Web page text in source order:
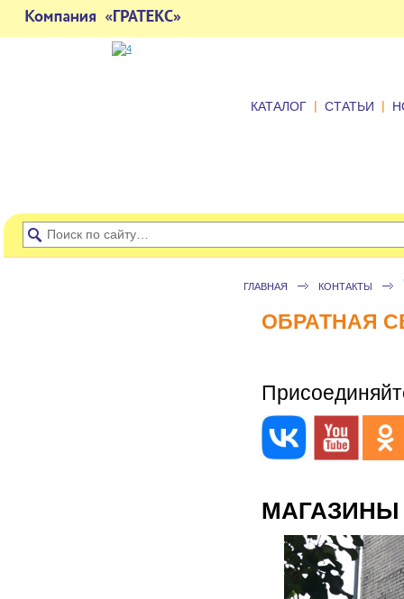
КАТАЛОГ | СТАТЬИ |
ГЛАВНАЯ КОНТАКТЫ
ОБРАТНАЯ